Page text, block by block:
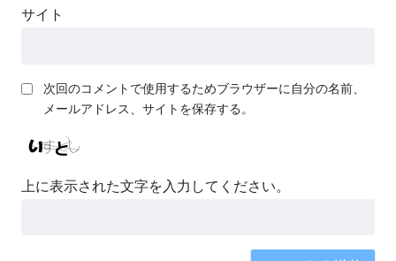
サイト
次回のコメントで使用するためブラウザーに自分の名前、
メールアドレス、サイトを保存する。
上に表示された文字を入力してください。